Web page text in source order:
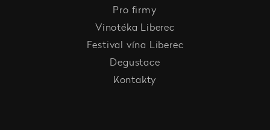
Pro firmy
Vinotéka Liberec
Festival vína Liberec
Degustace
Kontakty